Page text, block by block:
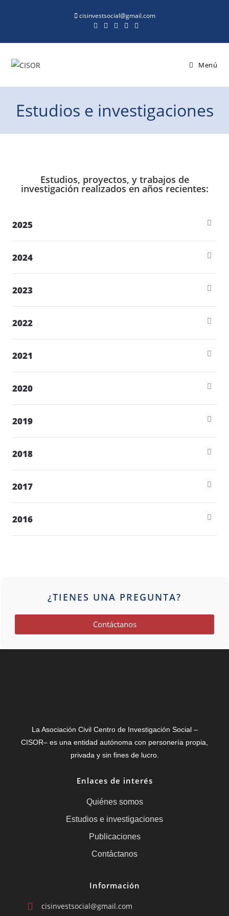
cisinvestsocial@gmail.com
Menú
Estudios e investigaciones
Estudios, proyectos, y trabajos de
investigación realizados en años recientes:
2025
2024
2023
2022
2021
2020
2019
2018
2017
2016
¿TIENES UNA PREGUNTA?
Contáctanos
La Asociación Civil Centro de Investigación Social –
CISOR– es una entidad autónoma con personería propia,
privada y sin fines de lucro.
Enlaces de interés
Quiénes somos
Estudios e investigaciones
Publicaciones
Contáctanos
Información
cisinvestsocial@gmail.com